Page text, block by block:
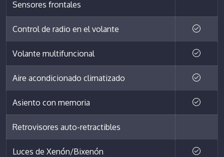
Sensores frontales
Control de radio en el volante
Volante multifuncional
Aire acondicionado climatizado
Asiento con memoria
Retrovisores auto-retractibles
Luces de Xenón/Bixenón